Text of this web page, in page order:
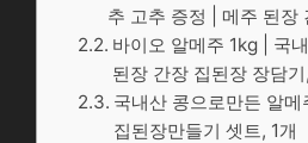
추 고추 증정 | 메주 된장
바이오 알메주 1kg | 국
된장 간장 집된장 장담기
국내산 콩으로만든 알
집된장만들기 셋트, 1개